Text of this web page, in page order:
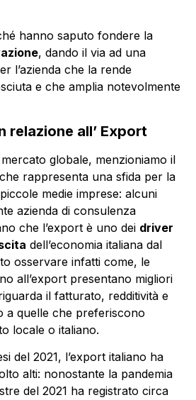
hanno saputo fondere la
, dando il via ad una
l’azienda che la rende
e che amplia notevolmente
relazione all’ Export
globale, menzioniamo il
rappresenta una sfida per la
medie imprese: alcuni
azienda di consulenza
che l’export è uno dei driver
dell’economia italiana dal
osservare infatti come, le
all’export presentano migliori
il fatturato, redditività e
a quelle che preferiscono
locale o italiano.
del 2021, l’export italiano ha
alti: nonostante la pandemia
del 2021 ha registrato circa